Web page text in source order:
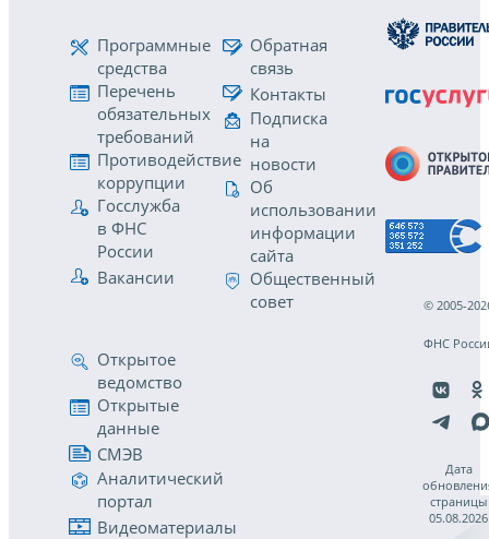
Программные
средства
Перечень
обязательных
требований
Противодействие
коррупции
Госслужба
в ФНС
России
Вакансии
Обратная
связь
Контакты
Подписка
на
новости
Об
использовании
информации
сайта
Общественный
совет
Открытое
ведомство
Открытые
данные
СМЭВ
Аналитический
портал
Видеоматериалы
© 2005-
ФНС
Дата
страницы
05.08.2026